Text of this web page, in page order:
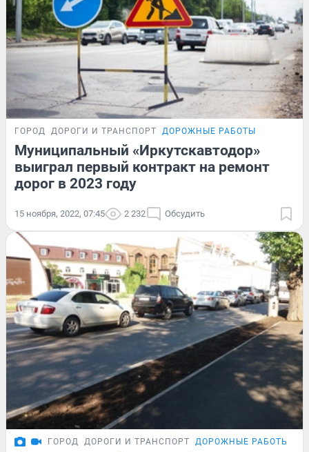
ГОРОД ДОРОГИ И ТРАНСПОРТ ДОРОЖНЫЕ РАБОТЫ
Муниципальный «Иркутскавтодор»
выиграл первый контракт на ремонт
дорог в 2023 году
15 ноября, 2022, 07:45 2 232 Обсудить
ГОРОД ДОРОГИ И ТРАНСПОРТ ДОРОЖНЫЕ РАБОТЫ